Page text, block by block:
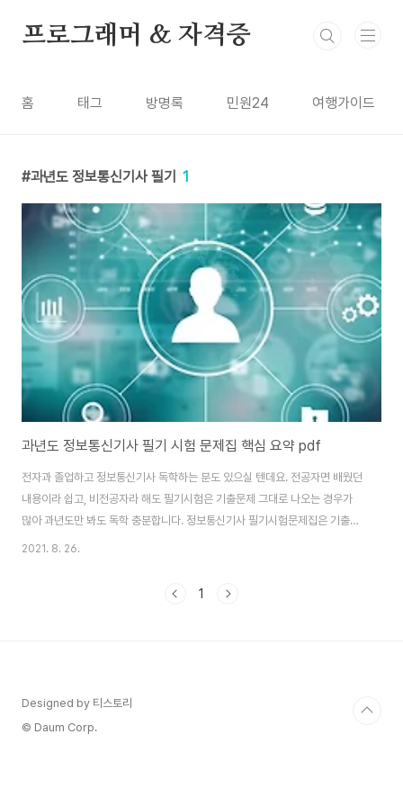
프로그래머 & 자격증
홈 태그 방명록 민원24 여행가이드
과년도 정보통신기사 필기 1
과년도 정보통신기사 필기 시험 문제집 핵심 요약 pdf
전자과 졸업하고 정보통신기사 독학하는 분도 있으실 텐데요. 전공자면 배웠던
내용이라 쉽고, 비전공자라 해도 필기시험은 기출문제 그대로 나오는 경우가
많아 과년도만 봐도 독학 충분합니다. 정보통신기사 필기시험문제집은 기출문
제랑 문제, 답 똑같은 경우도 있고, 순서가 다른 경우도 있습니다. 그래서 보기
높습니다. 기출문제 12년도부터 3 회독, 해설 보면서 문제랑 답 외우면서 독학
2021. 8. 26.
1
Designed by 티스토리
© Daum Corp.